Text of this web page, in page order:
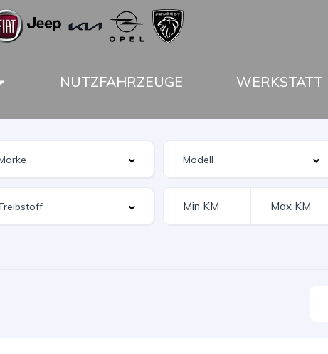
NUTZFAHRZEUGE WERKSTATT